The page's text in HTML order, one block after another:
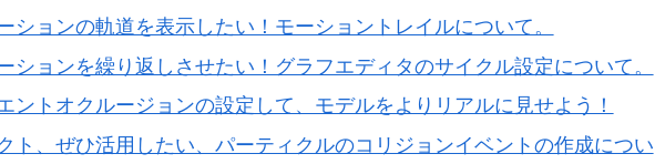
ションの軌道を表示したい！モーショントレイルについて。
ションを繰り返しさせたい！グラフエディタのサイクル設定について。
ントオクルージョンの設定して、モデルをよりリアルに見せよう！
ト、ぜひ活用したい、パーティクルのコリジョンイベントの作成につい